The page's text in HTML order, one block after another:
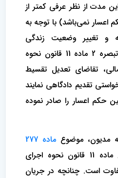
مدت از نظر عرفی کمتر از
اعسار نمی‌باشد) با توجه به
و تغییر وضعیت زندگی
محکوم‌علیه، مستند به تبصره 2 ماده 11 قانون نحوه
تقاضای تعدیل تقسیط
تقدیم دادگاهی نمایند
اعسار را صادر نموده
ماده 277
با موضوع ماده 11 قانون نحوه اجرای
است. چنانچه در جریان